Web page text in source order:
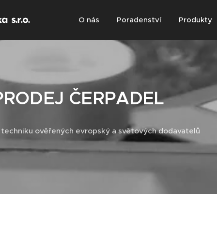
s.r.o. O nás Poradenství Produkty
ČERPADEL
ověřených evropský a světových dodavatelů